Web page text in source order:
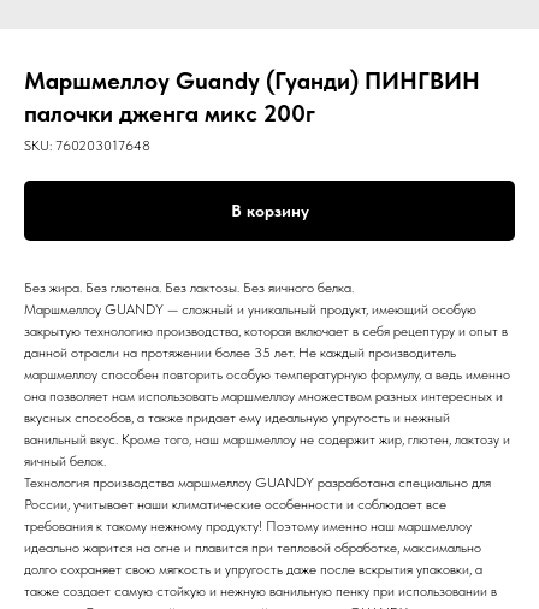
Маршмеллоу Guandy (Гуанди) ПИНГВИН
палочки дженга микс 200г
SKU: 760203017648
В корзину
Без жира. Без глютена. Без лактозы. Без яичного белка.
Маршмеллоу GUANDY — сложный и уникальный продукт, имеющий особую
закрытую технологию производства, которая включает в себя рецептуру и опыт в
данной отрасли на протяжении более 35 лет. Не каждый производитель
маршмеллоу способен повторить особую температурную формулу, а ведь именно
она позволяет нам использовать маршмеллоу множеством разных интересных и
вкусных способов, а также придает ему идеальную упругость и нежный
ванильный вкус. Кроме того, наш маршмеллоу не содержит жир, глютен, лактозу и
яичный белок.
Технология производства маршмеллоу GUANDY разработана специально для
России, учитывает наши климатические особенности и соблюдает все
требования к такому нежному продукту! Поэтому именно наш маршмеллоу
идеально жарится на огне и плавится при тепловой обработке, максимально
долго сохраняет свою мягкость и упругость даже после вскрытия упаковки, а
также создает самую стойкую и нежную ванильную пенку при использовании в